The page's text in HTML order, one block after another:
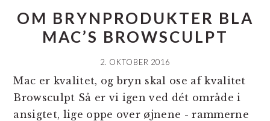
OM BRYNPRODUKTER BLA
MAC’S BROWSCULPT
2. OKTOBER 2016
Mac er kvalitet, og bryn skal ose af kvalitet
Browsculpt Så er vi igen ved dét område i
ansigtet, lige oppe over øjnene - rammerne